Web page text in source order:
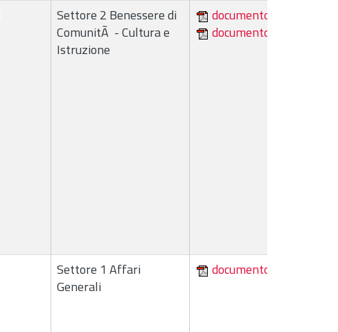
Settore 2 Benessere di
ComunitÃ - Cultura e
Istruzione
documento
documento
Settore 1 Affari
Generali
documento